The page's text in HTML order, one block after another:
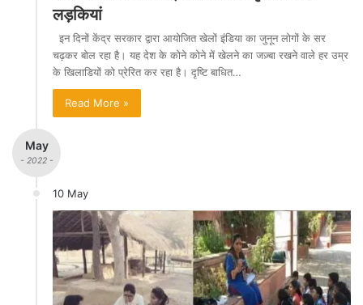
लड़कियां
इन दिनों केंद्र सरकार द्वारा आयोजित खेलों इंडिया का जुनून लोगों के सर
चढ़कर बोल रहा है। यह देश के कोने कोने में खेलने का जज़्बा रखने वाले हर उम्र
के खिलाडियों को प्रेरित कर रहा है। दृष्टि बाधित…
Read More »
May
- 2022 -
10 May